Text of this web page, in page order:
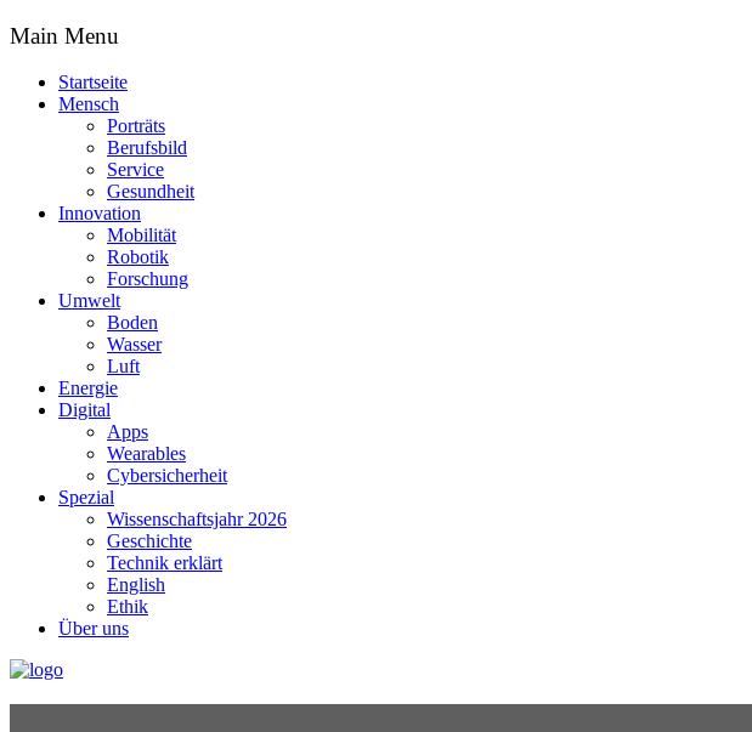
Main Menu
Startseite
Mensch
Porträts
Berufsbild
Service
Gesundheit
Innovation
Mobilität
Robotik
Forschung
Umwelt
Boden
Wasser
Luft
Energie
Digital
Apps
Wearables
Cybersicherheit
Spezial
Wissenschaftsjahr 2026
Geschichte
Technik erklärt
English
Ethik
Über uns